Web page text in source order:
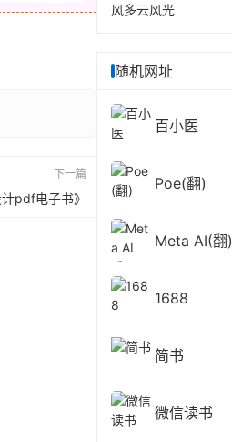
下一篇
pdf电子书》
风多云风光
随机网址
百小医
Poe(翻)
Meta AI(翻)
1688
简书
微信读书